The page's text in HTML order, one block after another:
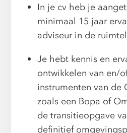
In je cv heb je
minimaal 15 jaar
adviseur in de
Je hebt kennis en
ontwikkelen van en/
instrumenten van de
zoals een Bopa of
de transitieopgave
definitief